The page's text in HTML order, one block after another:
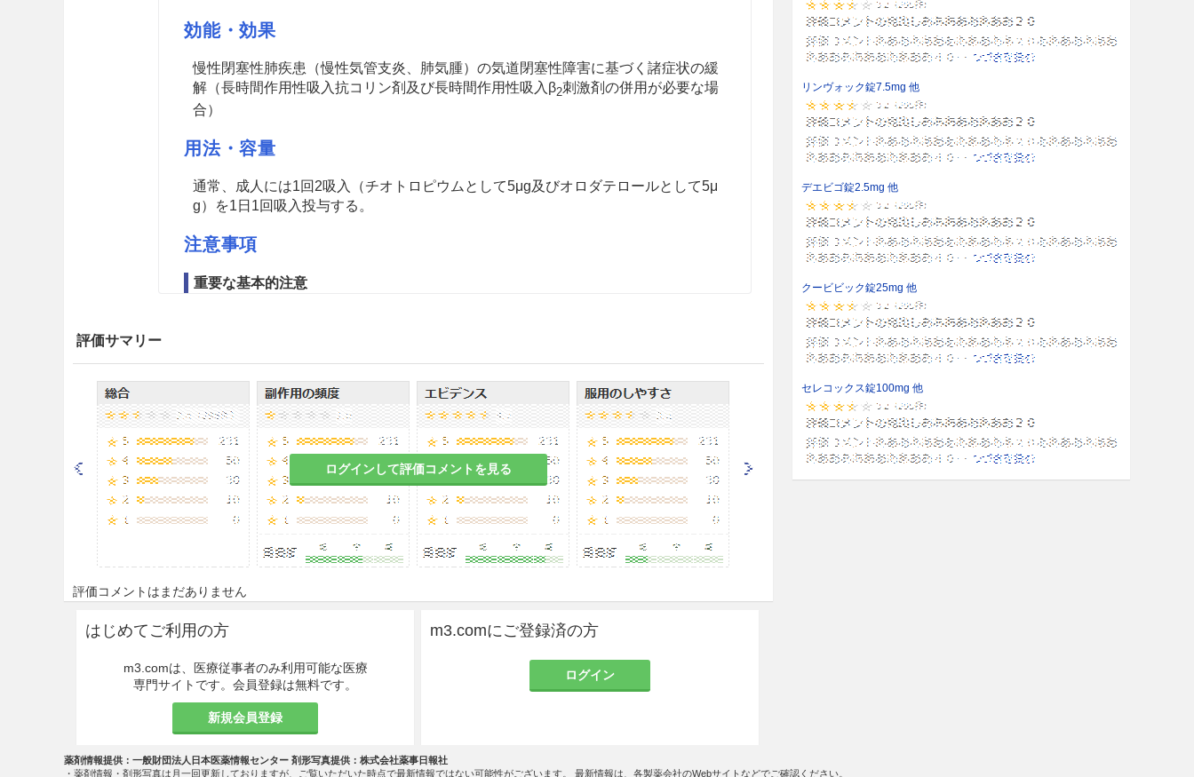
効能・効果
慢性閉塞性肺疾患（慢性気管支炎、肺気腫）の気道閉塞性障害に基づく諸症状の緩
解（長時間作用性吸入抗コリン剤及び長時間作用性吸入β2刺激剤の併用が必要な場
合）
用法・容量
通常、成人には1回2吸入（チオトロピウムとして5μg及びオロダテロールとして5μ
g）を1日1回吸入投与する。
注意事項
重要な基本的注意
本剤は気管支喘息治療を目的とした薬剤ではないため、気管支喘息治療の目的には
使用しないこと。なお、気管支喘息を合併した慢性閉塞性肺疾患患者に投与する場
合には、気管支喘息の治療が適切に行われるよう注意すること。
本剤を他の長時間作用性抗コリン薬、長時間作用性β 刺激薬又はこれらを含む配合
剤と同時に使用しないこと。本剤の投与中に短時間作用性吸入β
刺激薬を使用する
場合は、急性の気管支痙攣等、急性呼吸器症状の緩和のみに使用するよう患者に注
意を与えること。［「その他の注意」の項参照］
本剤の吸入後、即時型過敏症（血管浮腫を含む）が発現することがあるので、異常
が認められた場合には、投与を中止し、適切な処置を行うこと。
が認められた場合には、投与を中止し、適切な処置を行うこと。
本剤の投与時に、本剤が眼に入らないように患者に注意を与えること。また、結膜
の充血及び角膜浮腫に伴う赤色眼とともに眼痛、眼の不快感、霧視、視覚暈輪ある
状が発現した場合には、可及的速やかに医療機関を受診するように患者に注意を与
評価サマリー
ログインして評価コメントを見る
評価コメントはまだありません
はじめてご利用の方
m3.comは、医療従事者のみ利用可能な医療
専門サイトです。会員登録は無料です。
新規会員登録
m3.comにご登録済の方
ログイン
リンヴォック錠7.5mg 他
デエビゴ錠2.5mg 他
クービビック錠25mg 他
セレコックス錠100mg 他
薬剤情報提供：一般財団法人日本医薬情報センター 剤形写真提供：株式会社薬事日報社
・薬剤情報・剤形写真は月一回更新しておりますが、ご覧いただいた時点で最新情報ではない可能性がございます。 最新情報は、各製薬会社のWebサイトなどでご確認ください。